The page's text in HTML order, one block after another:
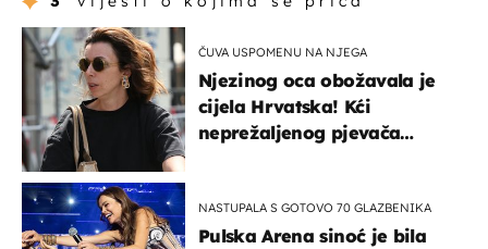
ČUVA USPOMENU NA NJEGA
Njezinog oca obožavala je
cijela Hrvatska! Kći
neprežaljenog pjevača
NASTUPALA S GOTOVO 70 GLAZBENIKA
Pulska Arena sinoć je bila